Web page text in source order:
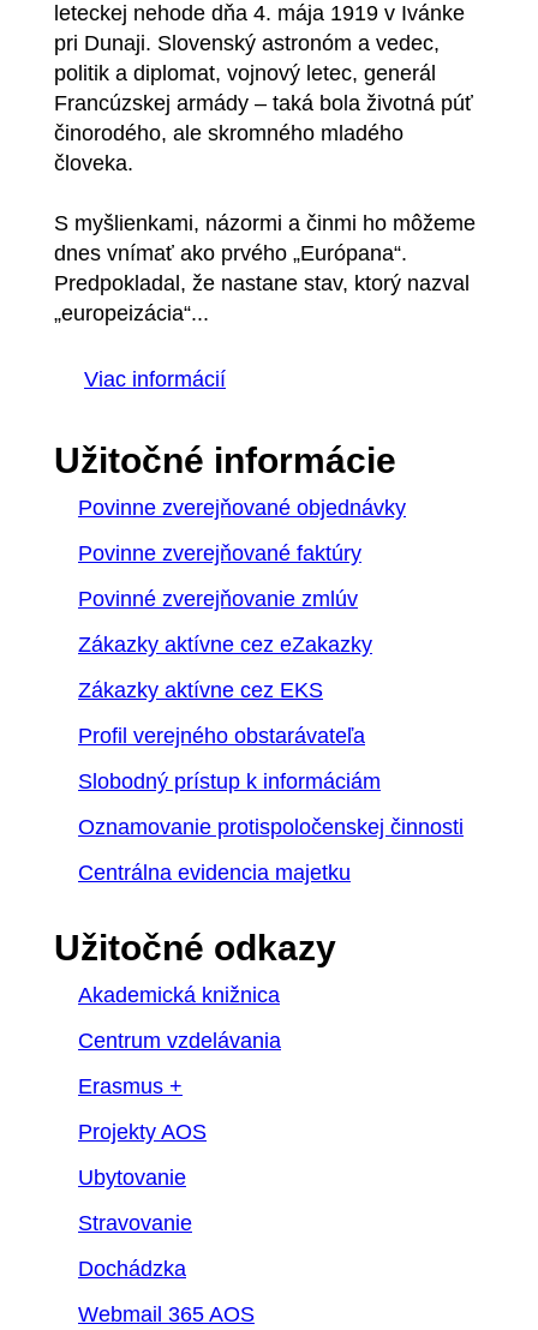
leteckej nehode dňa 4. mája 1919 v Ivánke
pri Dunaji. Slovenský astronóm a vedec,
politik a diplomat, vojnový letec, generál
Francúzskej armády – taká bola životná púť
činorodého, ale skromného mladého
človeka.
S myšlienkami, názormi a činmi ho môžeme
dnes vnímať ako prvého „Európana“.
Predpokladal, že nastane stav, ktorý nazval
„europeizácia“...
Viac informácií
Užitočné informácie
Povinne zverejňované objednávky
Povinne zverejňované faktúry
Povinné zverejňovanie zmlúv
Zákazky aktívne cez eZakazky
Zákazky aktívne cez EKS
Profil verejného obstarávateľa
Slobodný prístup k informáciám
Oznamovanie protispoločenskej činnosti
Centrálna evidencia majetku
Užitočné odkazy
Akademická knižnica
Centrum vzdelávania
Erasmus +
Projekty AOS
Ubytovanie
Stravovanie
Dochádzka
Webmail 365 AOS